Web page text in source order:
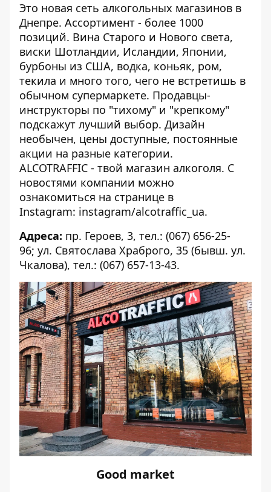
Это новая сеть алкогольных магазинов в
Днепре. Ассортимент - более 1000
позиций. Вина Старого и Нового света,
виски Шотландии, Исландии, Японии,
бурбоны из США, водка, коньяк, ром,
текила и много того, чего не встретишь в
обычном супермаркете. Продавцы-
инструкторы по "тихому" и "крепкому"
подскажут лучший выбор. Дизайн
необычен, цены доступные, постоянные
акции на разные категории.
ALCOTRAFFIC - твой магазин алкоголя. С
новостями компании можно
ознакомиться на странице в
Instagram: instagram/alcotraffic_ua.
Адреса: пр. Героев, 3, тел.: (067) 656-25-
96; ул. Святослава Храброго, 35 (бывш. ул.
Чкалова), тел.: (067) 657-13-43.
Good market